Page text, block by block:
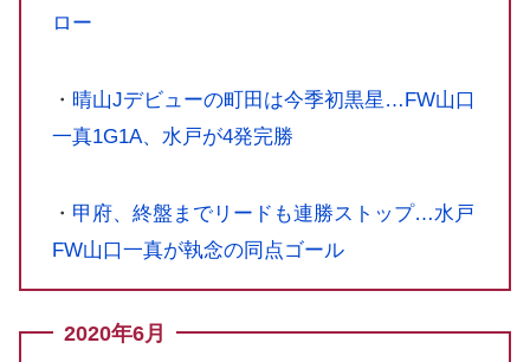
ロー
・ 晴山Jデビューの町田は今季初黒星…FW山口
一真1G1A、水戸が4発完勝
・ 甲府、終盤までリードも連勝ストップ…水戸
FW山口一真が執念の同点ゴール
2020年6月